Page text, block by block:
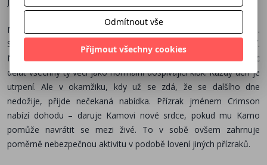
Na rozdíl od vrstevníků má Kamo jednu velkou nevýhodu.
Selhává mu srdce. Jeho život je tak plný nejrůznějších omezení.
Nemůže sportovat, jíst nezdravé jídlo, chodit do školy a vůbec
dělat všechny ty věci jako normální dospívající kluk. Každý den je
utrpení. Ale v okamžiku, kdy už se zdá, že se dalšího dne
nedožije, přijde nečekaná nabídka. Přízrak jménem Crimson
nabízí dohodu – daruje Kamovi nové srdce, pokud mu Kamo
pomůže navrátit se mezi živé. To v sobě ovšem zahrnuje
poměrně nebezpečnou aktivitu v podobě lovení jiných přízraků.
Odmítnout vše
Přijmout všechny cookies